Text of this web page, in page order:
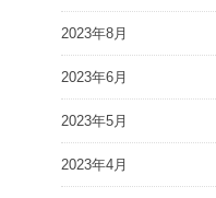
2023年8月
2023年6月
2023年5月
2023年4月